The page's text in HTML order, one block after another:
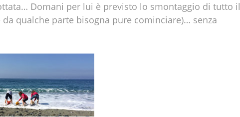
Domani per lui è previsto lo smontaggio di tutto il
qualche parte bisogna pure cominciare)… senza